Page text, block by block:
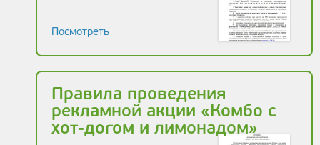
Посмотреть
Правила проведения
рекламной акции «Комбо с
хот-догом и лимонадом»